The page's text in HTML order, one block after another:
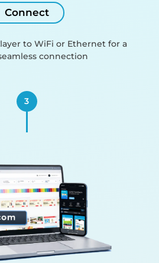
Connect
to WiFi or Ethernet for a
connection.
3